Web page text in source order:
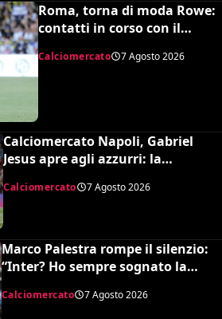
Roma, torna di moda Rowe:
contatti in corso con il
Bologna
Calciomercato 7 Agosto 2026
Calciomercato Napoli, Gabriel
Jesus apre agli azzurri: la
Calciomercato 7 Agosto 2026
Marco Palestra rompe il silenzio:
“Inter? Ho sempre sognato la
Premier League e il Chelsea”
Calciomercato 7 Agosto 2026